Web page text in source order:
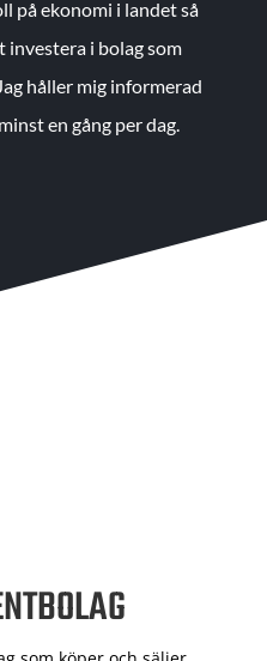
på ekonomi i landet så
investera i bolag som
håller mig informerad
en gång per dag.